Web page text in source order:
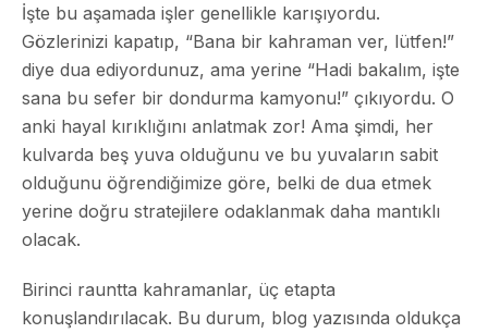
İşte bu aşamada işler genellikle karışıyordu.
Gözlerinizi kapatıp, “Bana bir kahraman ver, lütfen!”
diye dua ediyordunuz, ama yerine “Hadi bakalım, işte
sana bu sefer bir dondurma kamyonu!” çıkıyordu. O
anki hayal kırıklığını anlatmak zor! Ama şimdi, her
kulvarda beş yuva olduğunu ve bu yuvaların sabit
olduğunu öğrendiğimize göre, belki de dua etmek
yerine doğru stratejilere odaklanmak daha mantıklı
olacak.
Birinci rauntta kahramanlar, üç etapta
konuşlandırılacak. Bu durum, blog yazısında oldukça